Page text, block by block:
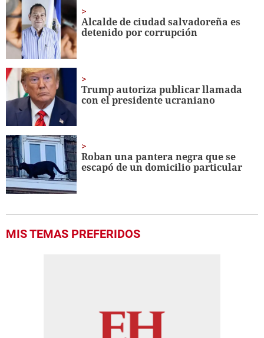
1
minute,
12
seconds
Alcalde de ciudad salvadoreña es
detenido por corrupción
Trump autoriza publicar llamada
con el presidente ucraniano
Roban una pantera negra que se
escapó de un domicilio particular
MIS TEMAS PREFERIDOS